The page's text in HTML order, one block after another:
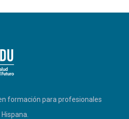
formación para profesionales